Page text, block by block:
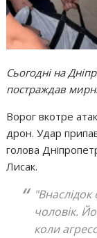
Сьогодні на
постраждав
Ворог вкотре
дрон. Удар
голова
Лисак.
чоловік.
коли